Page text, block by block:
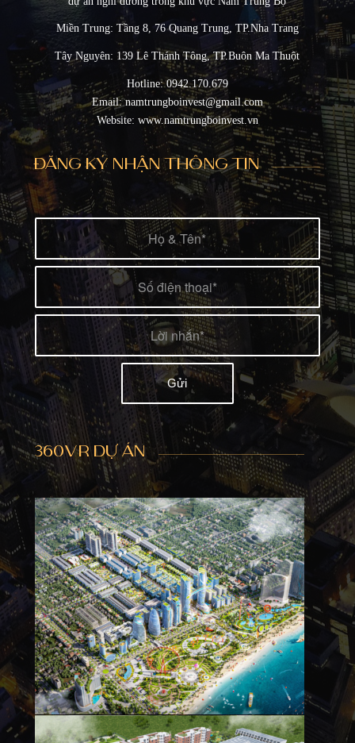
Miền Trung: Tầng 8, 76 Quang Trung, TP.Nha Trang
Tây Nguyên: 139 Lê Thánh Tông, TP.Buôn Ma Thuột
Hotline: 0942.170.679
Email: namtrungboinvest@gmail.com
Website: www.namtrungboinvest.vn
ĐĂNG KÝ NHẬN THÔNG TIN
360VR DỰ ÁN